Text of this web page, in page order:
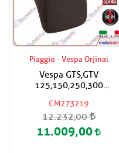
Piaggio - Vespa Orjinal
Vespa GTS,GTV
125,150,250,300
İçin Sırt Dayama Pad / Koyu
Kahverengi
CM273219
12.232,00
11.009,00